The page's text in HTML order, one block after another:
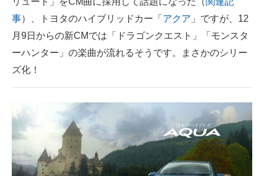
ITの今と未来を見通す
スマホと通信の最新トレンド
好きが集まる 比べて選べる
ビジネスと働き方のヒント
AI活用のいまが分かる
企業ITのトレンドを詳説
事）、トヨタのハイブリッドカー「 アクア 」ですが、12
月9日からの新CMでは「ドラゴンクエスト」「モンスタ
ーハンター」の楽曲が流れるそうです。まさかのシリー
ズ化！